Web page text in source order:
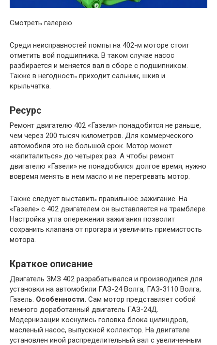
Смотреть галерею
Среди неисправностей помпы на 402-м моторе стоит
отметить вой подшипника. В таком случае насос
разбирается и меняется вал в сборе с подшипником.
Также в негодность приходит сальник, шкив и
крыльчатка.
Ресурс
Ремонт двигателю 402 «Газели» понадобится не раньше,
чем через 200 тысяч километров. Для коммерческого
автомобиля это не большой срок. Мотор может
«капиталиться» до четырех раз. А чтобы ремонт
двигателю «Газели» не понадобился долгое время, нужно
вовремя менять в нем масло и не перегревать мотор.
Также следует выставить правильное зажигание. На
«Газеле» с 402 двигателем он выставляется на трамблере.
Настройка угла опережения зажигания позволит
сохранить клапана от прогара и увеличить приемистость
мотора.
Краткое описание
Двигатель ЗМЗ 402 разрабатывался и производился для
установки на автомобили ГАЗ-24 Волга, ГАЗ-3110 Волга,
Газель. Особенности. Сам мотор представляет собой
немного доработанный двигатель ГАЗ-24Д.
Модернизации коснулись головка блока цилиндров,
масленый насос, выпускной коллектор. На двигателе
установлен иной распределительный вал с увеличенным